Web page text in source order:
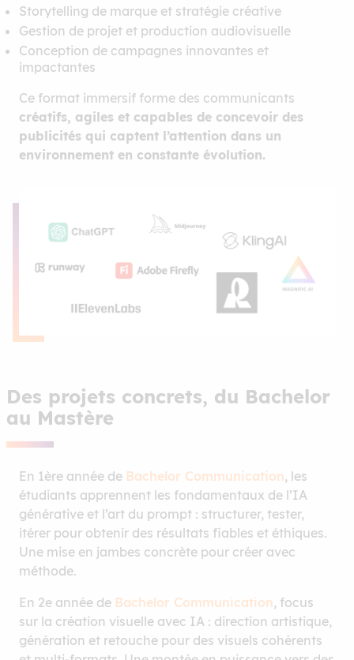
Storytelling de marque et stratégie créative
Gestion de projet et production audiovisuelle
Conception de campagnes innovantes et
impactantes
Ce format immersif forme des communicants
créatifs, agiles et capables de concevoir des
publicités qui captent l’attention dans un
environnement en constante évolution.
Des projets concrets, du Bachelor
au Mastère
En 1ère année de Bachelor Communication, les
étudiants apprennent les fondamentaux de l’IA
générative et l’art du prompt : structurer, tester,
itérer pour obtenir des résultats fiables et éthiques.
Une mise en jambes concrète pour créer avec
méthode.
En 2e année de Bachelor Communication, focus
sur la création visuelle avec IA : direction artistique,
génération et retouche pour des visuels cohérents